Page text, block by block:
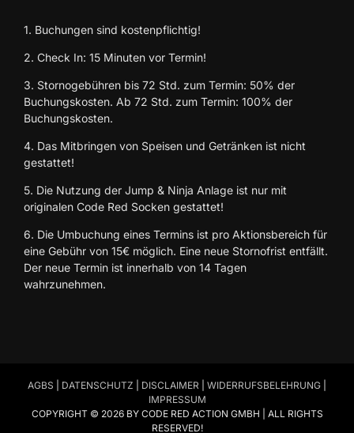
1. Buchungen sind kostenpflichtig!
2. Check In: 15 Minuten vor Termin!
3. Stornogebühren bis 72 Std. zum Termin: 50% der
Buchungskosten. Ab 72 Std. zum Termin: 100% der
Buchungskosten.
4. Das Mitbringen von Speisen und Getränken ist nicht
gestattet!
5. Die Nutzung der Jump & Ninja Anlage ist nur mit
originalen Code Red Socken gestattet!
6. Die Umbuchung eines Termins ist pro Aktionsbereich für
eine Gebühr von 15€ möglich. Eine neue Stornofrist entfällt.
Der neue Termin ist innerhalb von 14 Tagen
wahrzunehmen.
AGBS DATENSCHUTZ DISCLAIMER WIDERRUFSBELEHRUNG
IMPRESSUM
COPYRIGHT © 2026 BY CODE RED ACTION GMBH | ALL RIGHTS
RESERVED!